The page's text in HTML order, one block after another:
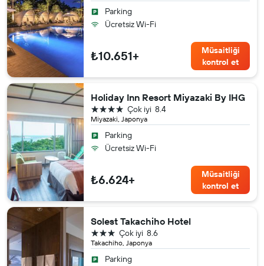
Parking
Ücretsiz Wi-Fi
₺10.651+
Müsaitliği
kontrol et
Holiday Inn Resort Miyazaki By IHG
Miyazaki, Japonya
8.4
Çok iyi
4 yıldız
Parking
Ücretsiz Wi-Fi
₺6.624+
Müsaitliği
kontrol et
Solest Takachiho Hotel
Takachiho, Japonya
8.6
Çok iyi
3 yıldız
Parking